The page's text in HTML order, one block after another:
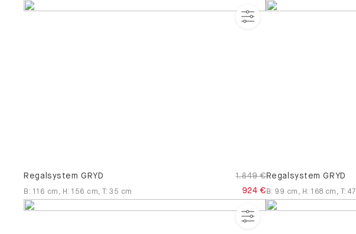
Regalsystem GRYD
1.849 €
924 €
B : 116 cm H: 156 cm T:35 cm
Regalsystem GRYD
B: 99 cm H: 168 cm T:47